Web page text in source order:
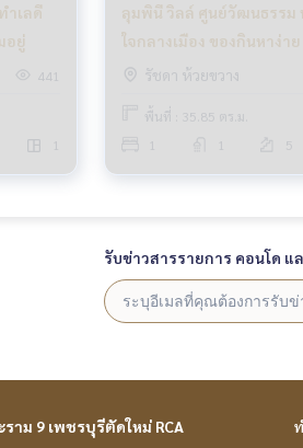
ำเลดี
อยู่
441
ลุมพินี วิลล์ ศูนย์วัฒนธรรม
ใจกลางเมือง ของกินหาง่า
เที่ยวมากมาย
รัชดา ห้วยขวาง
พื้นที่ : 35.85 ตร.ม.
5
รับข่าวสารรายการ คอนโด แ
าม 9 เพชรบุรีตัดใหม่ RCA